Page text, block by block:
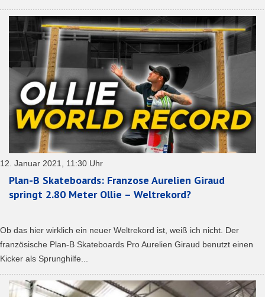
12. Januar 2021, 11:30 Uhr
Plan-B Skateboards: Franzose Aurelien Giraud
springt 2.80 Meter Ollie – Weltrekord?
Ob das hier wirklich ein neuer Weltrekord ist, weiß ich nicht. Der
französische Plan-B Skateboards Pro Aurelien Giraud benutzt einen
Kicker als Sprunghilfe...